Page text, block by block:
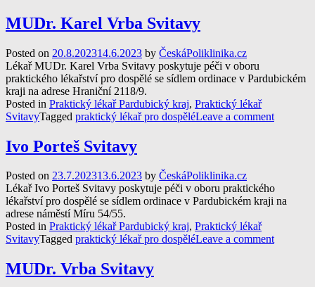
MUDr. Karel Vrba Svitavy
Posted on 20.8.202314.6.2023 by ČeskáPoliklinika.cz
Lékař MUDr. Karel Vrba Svitavy poskytuje péči v oboru
praktického lékařství pro dospělé se sídlem ordinace v Pardubickém
kraji na adrese Hraniční 2118/9.
Posted in Praktický lékař Pardubický kraj, Praktický lékař
SvitavyTagged praktický lékař pro dospěléLeave a comment
Ivo Porteš Svitavy
Posted on 23.7.202313.6.2023 by ČeskáPoliklinika.cz
Lékař Ivo Porteš Svitavy poskytuje péči v oboru praktického
lékařství pro dospělé se sídlem ordinace v Pardubickém kraji na
adrese náměstí Míru 54/55.
Posted in Praktický lékař Pardubický kraj, Praktický lékař
SvitavyTagged praktický lékař pro dospěléLeave a comment
MUDr. Vrba Svitavy